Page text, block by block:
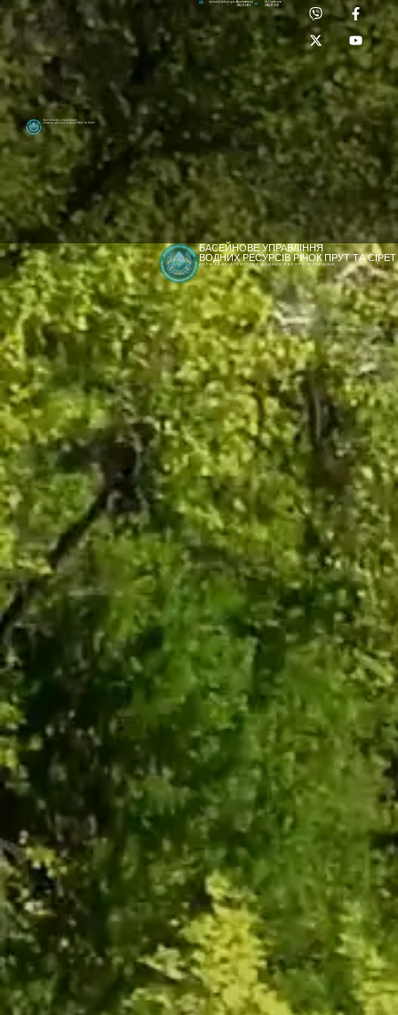
[newyear_garland]
Басейнове управління
водних ресурсів річок Прут та Сірет
Лабораторія:
(0372) 53-92-00
dpbuvr@dpbuvr.gov.uaПриймальня:
(0372) 51-14-56
БАСЕЙНОВЕ УПРАВЛІННЯ
ВОДНИХ РЕСУРСІВ РІЧОК ПРУТ ТА СІРЕТ
ДЕРЖАВНЕ АГЕНТСТВО ВОДНИХ РЕСУРСІВ УКРАЇНИ